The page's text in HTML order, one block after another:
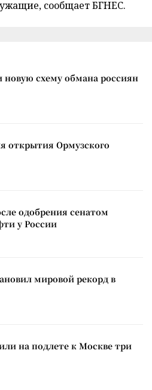
сообщает БГНЕС.
схему обмана россиян
открытия Ормузского
одобрения сенатом
у России
мировой рекорд в
на подлете к Москве три